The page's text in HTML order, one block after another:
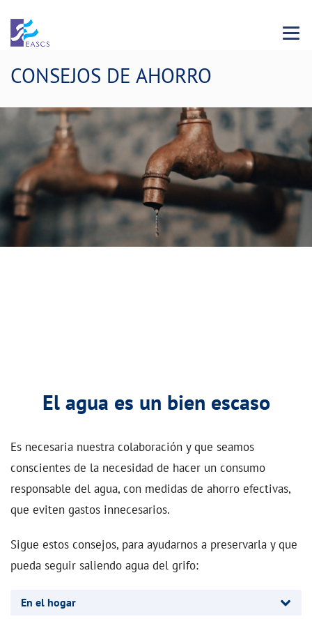
Menu
CONSEJOS DE AHORRO
El agua es un bien escaso
Es necesaria nuestra colaboración y que seamos
conscientes de la necesidad de hacer un consumo
responsable del agua, con medidas de ahorro efectivas,
que eviten gastos innecesarios.
Sigue estos consejos, para ayudarnos a preservarla y que
pueda seguir saliendo agua del grifo:
En el hogar